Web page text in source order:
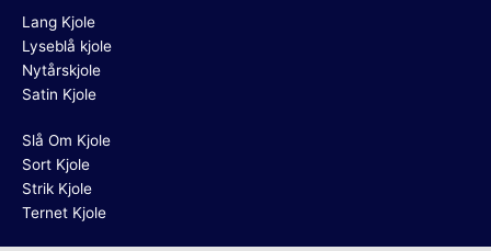
Lang Kjole
Lyseblå kjole
Nytårskjole
Satin Kjole
Slå Om Kjole
Sort Kjole
Strik Kjole
Ternet Kjole